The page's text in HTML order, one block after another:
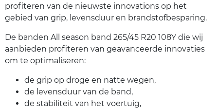
profiteren van de nieuwste innovations op het
gebied van grip, levensduur en brandstofbesparing.
De banden All season band 265/45 R20 108Y die wij
aanbieden profiteren van geavanceerde innovaties
om te optimaliseren:
de grip op droge en natte wegen,
de levensduur van de band,
de stabiliteit van het voertuig,